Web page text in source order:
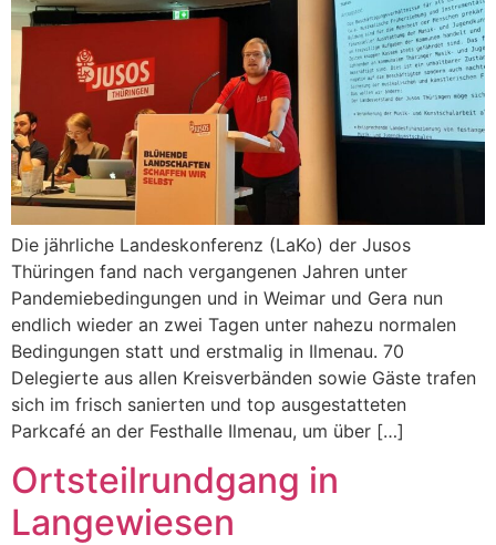
Die jährliche Landeskonferenz (LaKo) der Jusos
Thüringen fand nach vergangenen Jahren unter
Pandemiebedingungen und in Weimar und Gera nun
endlich wieder an zwei Tagen unter nahezu normalen
Bedingungen statt und erstmalig in Ilmenau. 70
Delegierte aus allen Kreisverbänden sowie Gäste trafen
sich im frisch sanierten und top ausgestatteten
Parkcafé an der Festhalle Ilmenau, um über […]
Ortsteilrundgang in
Langewiesen